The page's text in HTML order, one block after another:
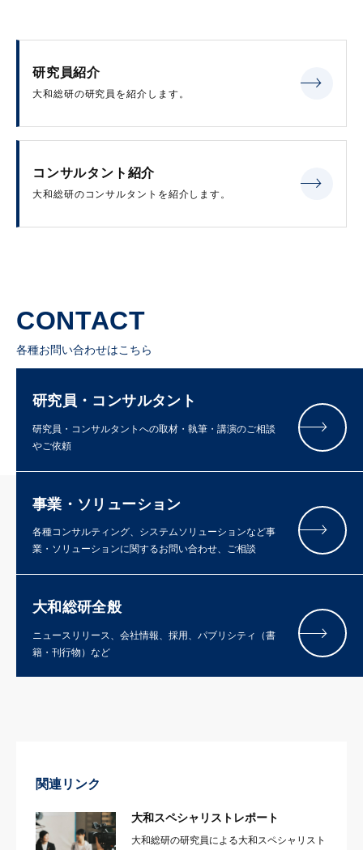
研究員紹介
大和総研の研究員を紹介します。
コンサルタント紹介
大和総研のコンサルタントを紹介します。
CONTACT
各種お問い合わせはこちら
研究員・コンサルタント
研究員・コンサルタントへの取材・執筆・講演のご相談
やご依頼
事業・ソリューション
各種コンサルティング、システムソリューションなど事
業・ソリューションに関するお問い合わせ、ご相談
大和総研全般
ニュースリリース、会社情報、採用、パブリシティ（書
籍・刊行物）など
関連リンク
大和スペシャリストレポート
大和総研の研究員による大和スペシャリスト